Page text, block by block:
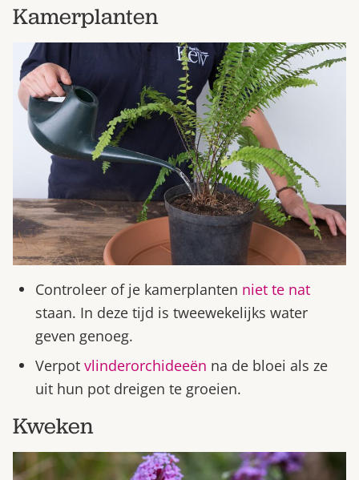
Kamerplanten
Controleer of je kamerplanten niet te nat
staan. In deze tijd is tweewekelijks water
geven genoeg.
Verpot vlinderorchideeën na de bloei als ze
uit hun pot dreigen te groeien.
Kweken